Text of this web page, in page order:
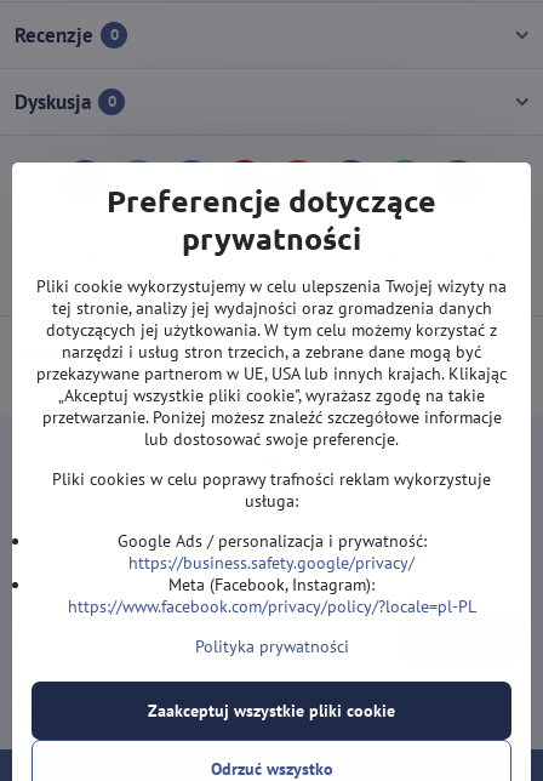
Recenzje 0
Dyskusja 0
Facebook Twitter PinterestReddit
Poprzedni produkt Następny produkt
DARMOWA wysyłka od 500 zł(obowiązuje przy płatności przelewem
lub kartą).
Newsletter
Zapisz się do naszego newslettera:
Chcę zapisać się do newslettera przez e-mail
Preferencje dotyczące
prywatności
Pliki cookie wykorzystujemy w celu ulepszenia Twojej wizyty na
tej stronie, analizy jej wydajności oraz gromadzenia danych
dotyczących jej użytkowania. W tym celu możemy korzystać z
narzędzi i usług stron trzecich, a zebrane dane mogą być
przekazywane partnerom w UE, USA lub innych krajach. Klikając
„Akceptuj wszystkie pliki cookie", wyrażasz zgodę na takie
przetwarzanie. Poniżej możesz znaleźć szczegółowe informacje
lub dostosować swoje preferencje.
Pliki cookies w celu poprawy trafności reklam wykorzystuje
usługa:
Google Ads / personalizacja i prywatność:
https://business.safety.google/privacy/
Meta (Facebook, Instagram):
https://www.facebook.com/privacy/policy/?locale=pl-PL
Polityka prywatności
Zaakceptuj wszystkie pliki cookie
Odrzuć wszystko